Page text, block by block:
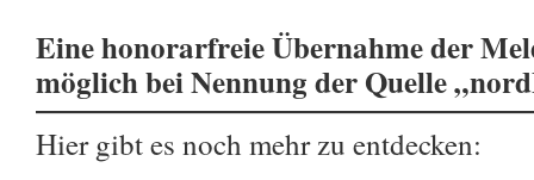
Eine honorarfreie Übernahme der
möglich bei Nennung der Quelle
Hier gibt es noch mehr zu entdecken: